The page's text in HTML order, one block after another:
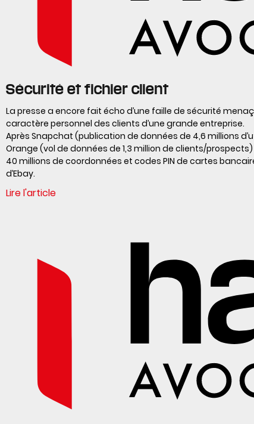
Sécurité et fichier client
La presse a encore fait écho d’une faille de sécurité
caractère personnel des clients d’une grande entreprise.
Après Snapchat (publication de données de 4,6 millions
Orange (vol de données de 1,3 million de clients/
40 millions de coordonnées et codes PIN de cartes
d’Ebay.
Lire l'article